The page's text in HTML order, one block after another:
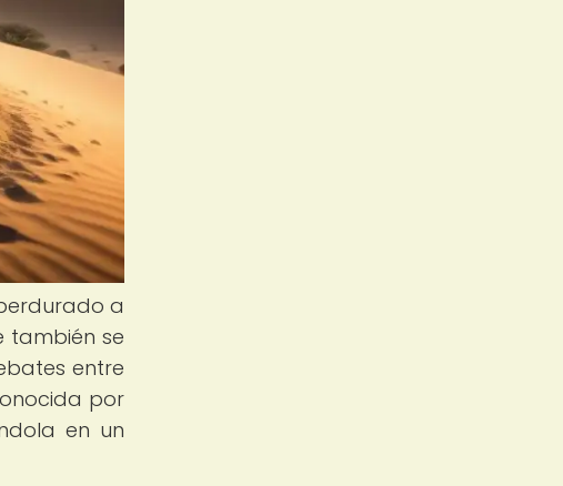
a
también se
entre
por
en un